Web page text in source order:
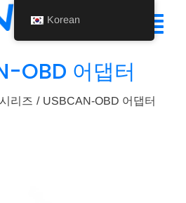
탐
토
OBD 어댑터
리즈 USBCAN-OBD 어댑터
Korean